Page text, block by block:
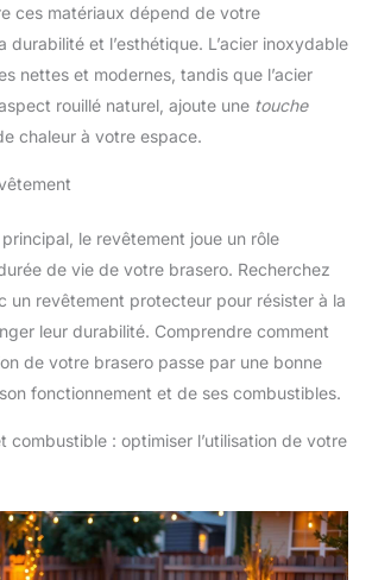
ces matériaux dépend de votre
durabilité et l’esthétique. L’acier inoxydable
nettes et modernes, tandis que l’acier
rouillé naturel, ajoute une touche
chaleur à votre espace.
le revêtement joue un rôle
de vie de votre brasero. Recherchez
un revêtement protecteur pour résister à la
leur durabilité. Comprendre comment
de votre brasero passe par une bonne
fonctionnement et de ses combustibles.
combustible : optimiser l’utilisation de votre